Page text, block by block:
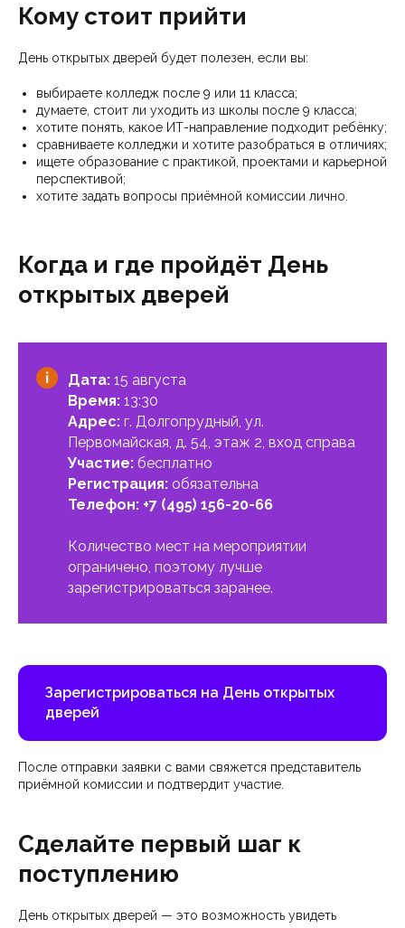
Кому стоит прийти
День открытых дверей будет полезен, если вы:
выбираете колледж после 9 или 11 класса;
думаете, стоит ли уходить из школы после 9 класса;
хотите понять, какое ИТ-направление подходит ребёнку;
сравниваете колледжи и хотите разобраться в отличиях;
ищете образование с практикой, проектами и карьерной
перспективой;
хотите задать вопросы приёмной комиссии лично.
Когда и где пройдёт День
открытых дверей
Дата: 15 августа
Время: 13:30
Адрес: г. Долгопрудный, ул.
Первомайская, д. 54, этаж 2, вход справа
Участие: бесплатно
Регистрация: обязательна
Телефон: +7 (495) 156-20-66
Количество мест на мероприятии
ограничено, поэтому лучше
зарегистрироваться заранее.
Зарегистрироваться на День открытых
дверей
После отправки заявки с вами свяжется представитель
приёмной комиссии и подтвердит участие.
Сделайте первый шаг к
поступлению
День открытых дверей — это возможность увидеть